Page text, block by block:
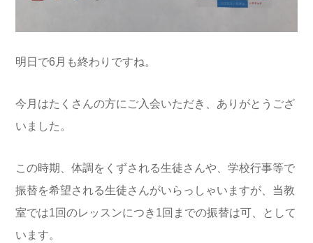
明日で6月も終わりですね。
今月はたくさんの方にご入会いただき、ありがとうござ
いました。
この時期、体調をくずされる生徒さんや、学校行事等で
振替を希望される生徒さんがいらっしゃいますが、当教
室では1回のレッスンにつき1回までの振替は可、として
います。